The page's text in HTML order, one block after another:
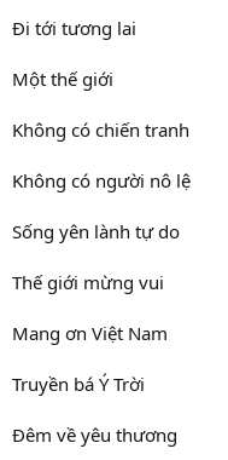
Đi tới tương lai
Một thế giới
Không có chiến tranh
Không có người nô lệ
Sống yên lành tự do
Thế giới mừng vui
Mang ơn Việt Nam
Truyền bá Ý Trời
Đêm về yêu thương